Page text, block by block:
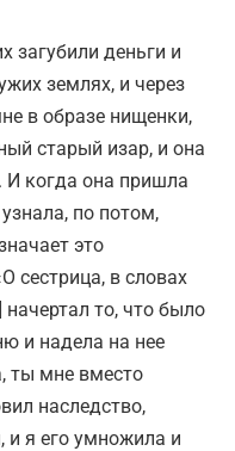
загубили деньги и
землях, и через
в образе нищенки,
старый изар, и она
И когда она пришла
по потом,
это
сестрица, в словах
то, что было
и надела на нее
ты мне вместо
наследство,
и я его умножила и